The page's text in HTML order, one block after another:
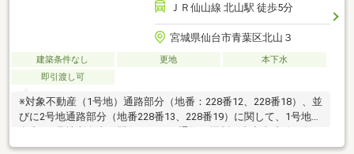
ＪＲ仙山線 北山駅 徒歩5分
宮城県仙台市青葉区北山３
建築条件なし 更地
本下水
即引渡し可
※対象不動産（1号地）通路部分（地番：228番12、228番18）、並
びに2号地通路部分（地番228番13、228番19）に関して、1号地所
件。※対象不動産土地面積とは別に約83㎡の擁壁下の土地も売買